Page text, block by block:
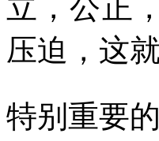
立，公正
压迫，这
特别重要